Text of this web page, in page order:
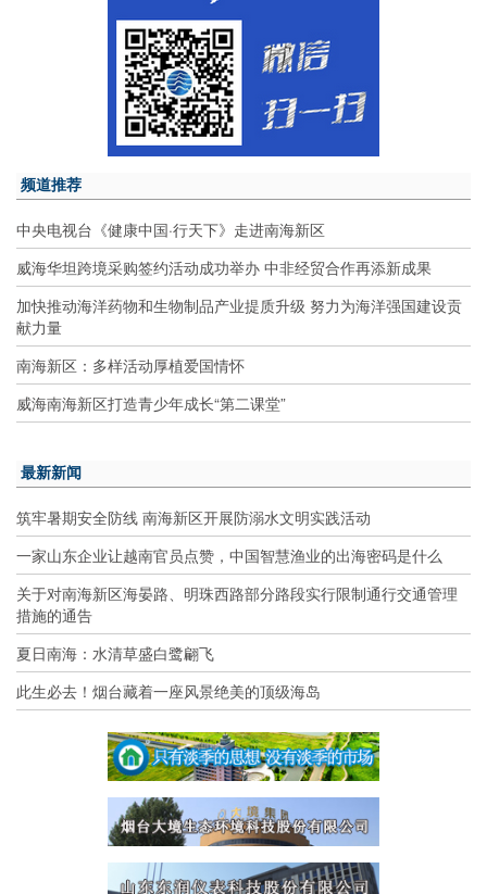
频道推荐
中央电视台《健康中国·行天下》走进南海新区
威海华坦跨境采购签约活动成功举办 中非经贸合作再添新成果
加快推动海洋药物和生物制品产业提质升级 努力为海洋强国建设贡
献力量
南海新区：多样活动厚植爱国情怀
威海南海新区打造青少年成长“第二课堂”
最新新闻
筑牢暑期安全防线 南海新区开展防溺水文明实践活动
一家山东企业让越南官员点赞，中国智慧渔业的出海密码是什么
关于对南海新区海晏路、明珠西路部分路段实行限制通行交通管理
措施的通告
夏日南海：水清草盛白鹭翩飞
此生必去！烟台藏着一座风景绝美的顶级海岛